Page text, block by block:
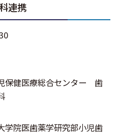
連携
保健医療総合センター 歯
学院医歯薬学研究部小児歯